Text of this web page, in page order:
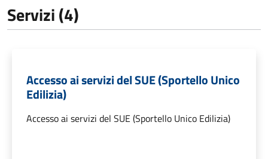
Servizi (4)
Accesso ai servizi del SUE (Sportello Unico
Edilizia)
Accesso ai servizi del SUE (Sportello Unico Edilizia)